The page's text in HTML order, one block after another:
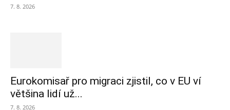
7. 8. 2026
Eurokomisař pro migraci zjistil, co v EU ví
většina lidí už...
7. 8. 2026